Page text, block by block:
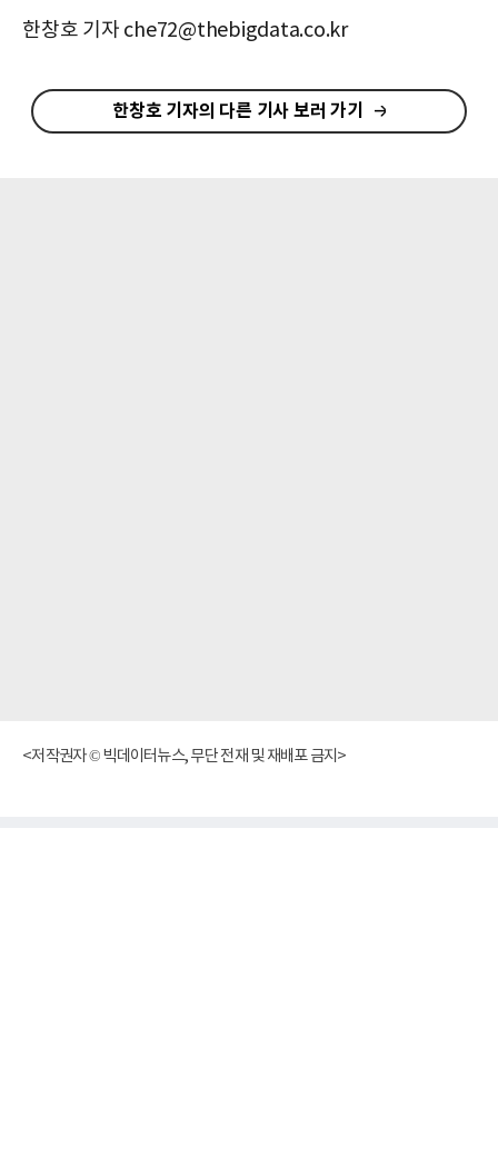
한창호 기자 che72@thebigdata.co.kr
한창호 기자의 다른 기사 보러 가기
<저작권자 © 빅데이터뉴스, 무단 전재 및 재배포 금지>